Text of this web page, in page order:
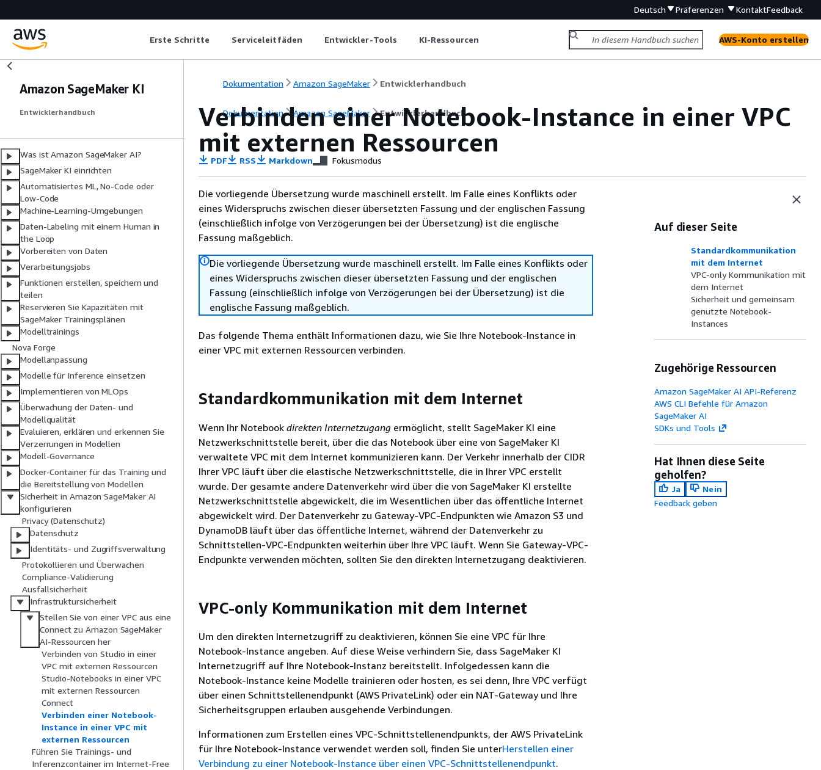
Deutsch Präferenzen KontaktFeedback
Erste Schritte Serviceleitfäden Entwickler-Tools KI-Ressourcen AWS-Konto erstellen
Amazon SageMaker KI
Entwicklerhandbuch
Was ist Amazon SageMaker AI?
SageMaker KI einrichten
Automatisiertes ML, No-Code oder
Low-Code
Machine-Learning-Umgebungen
Daten-Labeling mit einem Human in
the Loop
Vorbereiten von Daten
Verarbeitungsjobs
Funktionen erstellen, speichern und
teilen
Reservieren Sie Kapazitäten mit
SageMaker Trainingsplänen
Modelltrainings
Nova Forge
Modellanpassung
Modelle für Inference einsetzen
Implementieren von MLOps
Überwachung der Daten- und
Modellqualität
Evaluieren, erklären und erkennen Sie
Verzerrungen in Modellen
Modell-Governance
Docker-Container für das Training und
die Bereitstellung von Modellen
Sicherheit in Amazon SageMaker AI
konfigurieren
Privacy (Datenschutz)
Datenschutz
Identitäts- und Zugriffsverwaltung
Protokollieren und Überwachen
Compliance-Validierung
Ausfallsicherheit
Infrastruktursicherheit
Stellen Sie von einer VPC aus eine
Connect zu Amazon SageMaker
AI-Ressourcen her
Verbinden von Studio in einer
VPC mit externen Ressourcen
Studio-Notebooks in einer VPC
mit externen Ressourcen
Connect
Verbinden einer Notebook-
Instance in einer VPC mit
externen Ressourcen
Führen Sie Trainings- und
Inferenzcontainer im Internet-Free
Dokumentation Amazon SageMaker Entwicklerhandbuch
Dokumentation Amazon SageMaker Entwicklerhandbuch
Verbinden einer Notebook-Instance in einer VPC
mit externen Ressourcen
PDF RSS Markdown Fokusmodus
Die vorliegende Übersetzung wurde maschinell erstellt. Im Falle eines Konflikts oder
eines Widerspruchs zwischen dieser übersetzten Fassung und der englischen Fassung
(einschließlich infolge von Verzögerungen bei der Übersetzung) ist die englische
Fassung maßgeblich.
Die vorliegende Übersetzung wurde maschinell erstellt. Im Falle eines Konflikts oder
eines Widerspruchs zwischen dieser übersetzten Fassung und der englischen
Fassung (einschließlich infolge von Verzögerungen bei der Übersetzung) ist die
englische Fassung maßgeblich.
Das folgende Thema enthält Informationen dazu, wie Sie Ihre Notebook-Instance in
einer VPC mit externen Ressourcen verbinden.
Standardkommunikation mit dem Internet
Wenn Ihr Notebook direkten Internetzugang ermöglicht, stellt SageMaker KI eine
Netzwerkschnittstelle bereit, über die das Notebook über eine von SageMaker KI
verwaltete VPC mit dem Internet kommunizieren kann. Der Verkehr innerhalb der CIDR
Ihrer VPC läuft über die elastische Netzwerkschnittstelle, die in Ihrer VPC erstellt
wurde. Der gesamte andere Datenverkehr wird über die von SageMaker KI erstellte
Netzwerkschnittstelle abgewickelt, die im Wesentlichen über das öffentliche Internet
abgewickelt wird. Der Datenverkehr zu Gateway-VPC-Endpunkten wie Amazon S3 und
DynamoDB läuft über das öffentliche Internet, während der Datenverkehr zu
Schnittstellen-VPC-Endpunkten weiterhin über Ihre VPC läuft. Wenn Sie Gateway-VPC-
Endpunkte verwenden möchten, sollten Sie den direkten Internetzugang deaktivieren.
VPC-only Kommunikation mit dem Internet
Um den direkten Internetzugriff zu deaktivieren, können Sie eine VPC für Ihre
Notebook-Instance angeben. Auf diese Weise verhindern Sie, dass SageMaker KI
Internetzugriff auf Ihre Notebook-Instanz bereitstellt. Infolgedessen kann die
Notebook-Instance keine Modelle trainieren oder hosten, es sei denn, Ihre VPC verfügt
über einen Schnittstellenendpunkt (AWS PrivateLink) oder ein NAT-Gateway und Ihre
Sicherheitsgruppen erlauben ausgehende Verbindungen.
Informationen zum Erstellen eines VPC-Schnittstellenendpunkts, der AWS PrivateLink
für Ihre Notebook-Instance verwendet werden soll, finden Sie unterHerstellen einer
Verbindung zu einer Notebook-Instance über einen VPC-Schnittstellenendpunkt.
Auf dieser Seite
Standardkommunikation
mit dem Internet
VPC-only Kommunikation mit
dem Internet
Sicherheit und gemeinsam
genutzte Notebook-
Instances
Zugehörige Ressourcen
Amazon SageMaker AI API-Referenz
AWS CLI Befehle für Amazon
SageMaker AI
SDKs und Tools
Hat Ihnen diese Seite
geholfen?
Ja
Nein
Feedback geben